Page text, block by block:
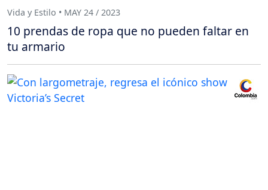
Vida y Estilo • MAY 24 / 2023
10 prendas de ropa que no pueden faltar en
tu armario